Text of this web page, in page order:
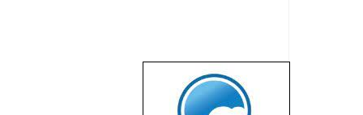
שבוע טוב לכל
הגולשים באשר